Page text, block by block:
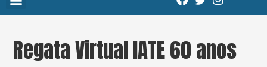
Regata Virtual IATE 60 anos